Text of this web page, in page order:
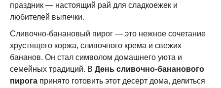
праздник — настоящий рай для сладкоежек и
любителей выпечки.
Сливочно-банановый пирог — это нежное сочетание
хрустящего коржа, сливочного крема и свежих
бананов. Он стал символом домашнего уюта и
семейных традиций. В День сливочно-бананового
пирога принято готовить этот десерт дома, делиться